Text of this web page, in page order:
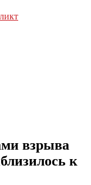
взрыва
к